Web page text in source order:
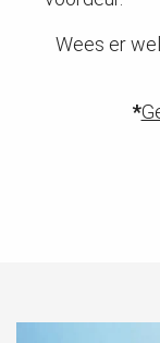
Wees er
*